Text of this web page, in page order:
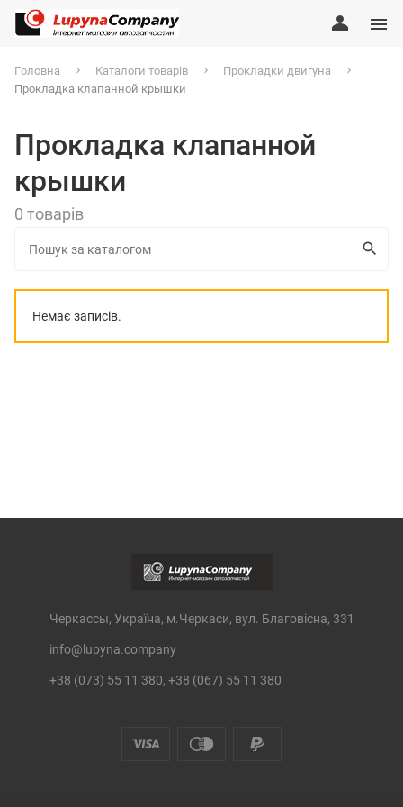
Головна Каталоги товарів
Прокладки двигуна
Прокладка клапанной крышки
Прокладка клапанной
крышки
0 товарів
Немає записів.
Черкассы, Україна, м.Черкаси, вул. Благовісна, 331
info@lupyna.company
+38 (073) 55 11 380, +38 (067) 55 11 380